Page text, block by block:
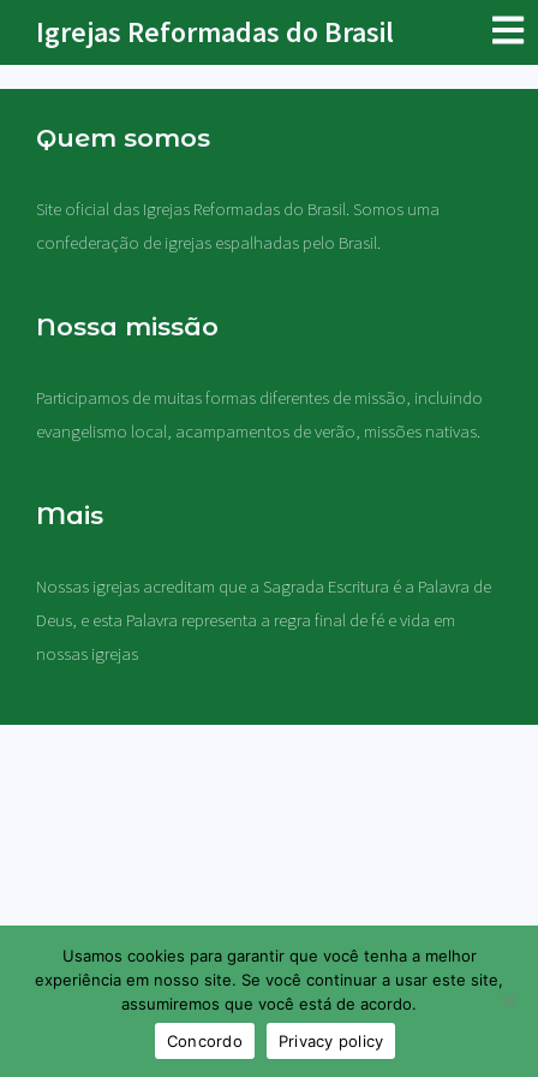
Igrejas Reformadas do Brasil
Quem somos
Site oficial das Igrejas Reformadas do Brasil. Somos uma
confederação de igrejas espalhadas pelo Brasil.
Nossa missão
Participamos de muitas formas diferentes de missão, incluindo
evangelismo local, acampamentos de verão, missões nativas.
Mais
Nossas igrejas acreditam que a Sagrada Escritura é a Palavra de
Deus, e esta Palavra representa a regra final de fé e vida em
nossas igrejas
Usamos cookies para garantir que você tenha a melhor
experiência em nosso site. Se você continuar a usar este site,
assumiremos que você está de acordo.
Concordo
Privacy policy